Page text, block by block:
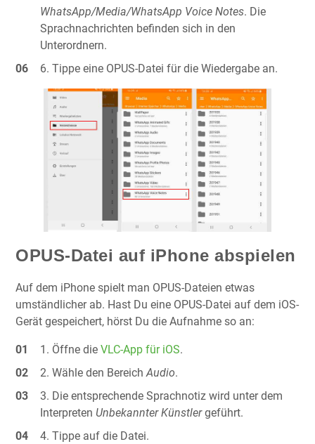
WhatsApp/Media/WhatsApp Voice Notes. Die
Sprachnachrichten befinden sich in den
Unterordnern.
Tippe eine OPUS-Datei für die Wiedergabe an.
OPUS-Datei auf iPhone abspielen
Auf dem iPhone spielt man OPUS-Dateien etwas
umständlicher ab. Hast Du eine OPUS-Datei auf dem iOS-
Gerät gespeichert, hörst Du die Aufnahme so an:
Öffne dieVLC-App für iOS.
Wähle den BereichAudio.
Die entsprechende Sprachnotiz wird unter dem
Interpreten Unbekannter Künstlergeführt.
Tippe auf die Datei.